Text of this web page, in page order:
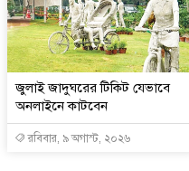
জুলাই জাদুঘরের টিকিট যেভাবে
অনলাইনে কাটবেন
রবিবার, ৯ অগাস্ট, ২০২৬